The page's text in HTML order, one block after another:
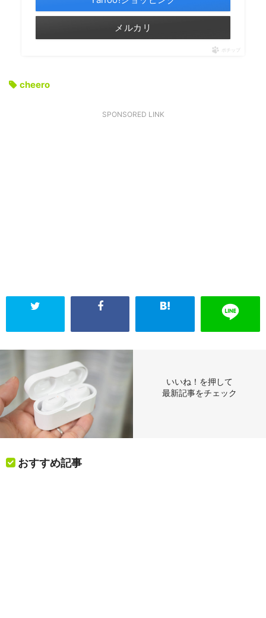
メルカリ
ポチップ
cheero
SPONSORED LINK
いいね！を押して
最新記事をチェック
おすすめ記事